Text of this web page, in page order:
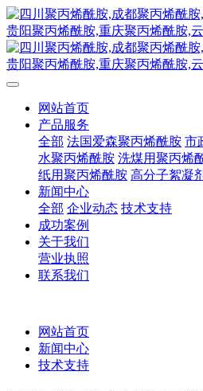
网站首页
产品服务
全部 法国爱森聚丙烯酰胺 市
水聚丙烯酰胺 洗煤用聚丙烯
纸用聚丙烯酰胺 高分子絮凝
新闻中心
全部 企业动态 技术支持
成功案例
关于我们
营业执照
联系我们
网站首页
新闻中心
技术支持